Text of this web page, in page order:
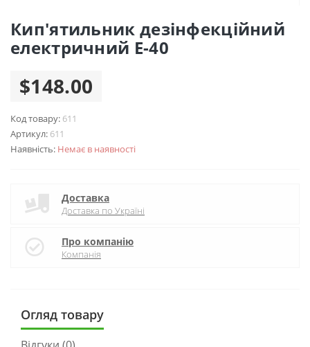
Кип'ятильник дезінфекційний
електричний Е-40
$148.00
Код товару: 611
Артикул: 611
Наявність: Немає в наявності
Доставка
Доставка по Україні
Про компанію
Компанія
Огляд товару